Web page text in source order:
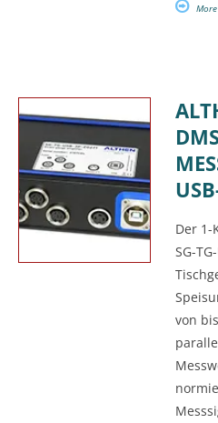
More
Der 1-
SG-
von